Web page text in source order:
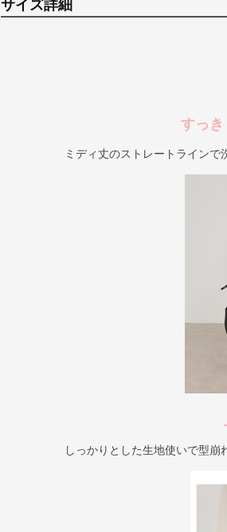
サイズ詳細
すっき
ミディ丈のストレートラインで
しっかりとした生地使いで型崩